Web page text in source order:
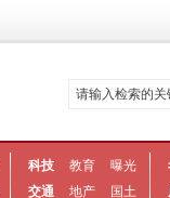
科技 教育
曝光
交通
地产 国土